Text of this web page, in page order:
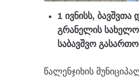
1 ივნისს,
გრანელის
საბავშვო
წალენჯიხის